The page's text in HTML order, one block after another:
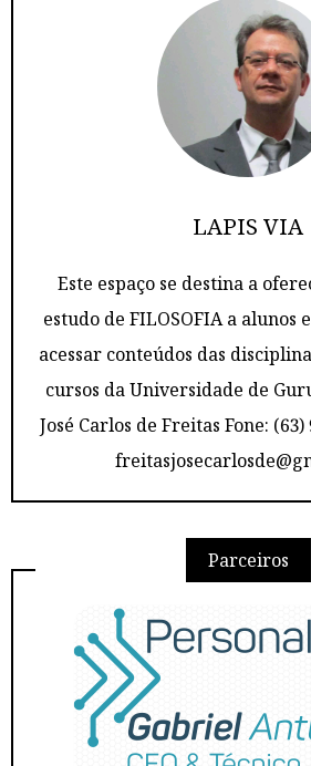
LAPIS VIA
Este espaço se destina a
estudo de FILOSOFIA a alunos
acessar conteúdos das
cursos da Universidade de
José Carlos de Freitas Fone: (63)
Parceiros